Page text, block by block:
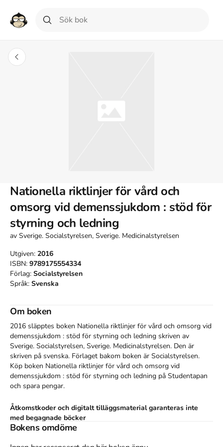
Nationella riktlinjer för vård och
omsorg vid demenssjukdom : stöd för
styrning och ledning
av Sverige. Socialstyrelsen, Sverige. Medicinalstyrelsen
Utgiven: 2016
ISBN: 9789175554334
Förlag: Socialstyrelsen
Språk: Svenska
Om boken
2016 släpptes boken Nationella riktlinjer för vård och omsorg vid
demenssjukdom : stöd för styrning och ledning skriven av
Sverige. Socialstyrelsen, Sverige. Medicinalstyrelsen. Den är
skriven på svenska. Förlaget bakom boken är Socialstyrelsen.
Köp boken Nationella riktlinjer för vård och omsorg vid
demenssjukdom : stöd för styrning och ledning på Studentapan
och spara pengar.
Åtkomstkoder och digitalt tilläggsmaterial garanteras inte
med begagnade böcker
Bokens omdöme